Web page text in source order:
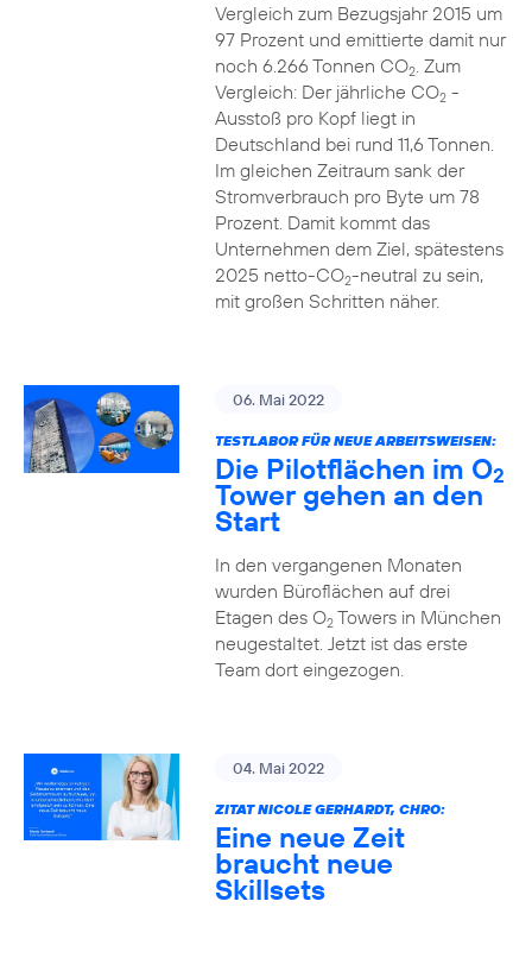
Vergleich zum Bezugsjahr 2015 um
97 Prozent und emittierte damit nur
noch 6.266 Tonnen CO2. Zum
Vergleich: Der jährliche CO2-
Ausstoß pro Kopf liegt in
Deutschland bei rund 11,6 Tonnen.
Im gleichen Zeitraum sank der
Stromverbrauch pro Byte um 78
Prozent. Damit kommt das
Unternehmen dem Ziel, spätestens
2025 netto-CO2-neutral zu sein,
mit großen Schritten näher.
06. Mai 2022
TESTLABOR FÜR NEUE ARBEITSWEISEN:
Die Pilotflächen im O2
Tower gehen an den
Start
In den vergangenen Monaten
wurden Büroflächen auf drei
Etagen des O2Towers in München
neugestaltet. Jetzt ist das erste
Team dort eingezogen.
04. Mai 2022
ZITAT NICOLE GERHARDT, CHRO:
Eine neue Zeit
braucht neue
Skillsets